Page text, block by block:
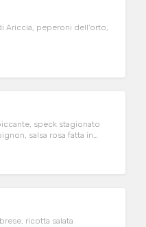
Ariccia, peperoni dell'orto,
speck stagionato
salsa rosa fatta in
ricotta salata